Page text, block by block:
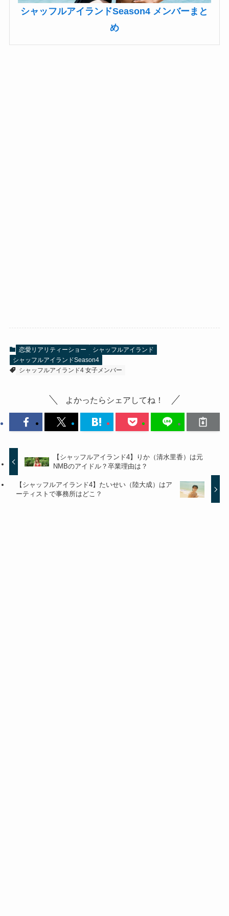
シャッフルアイランドSeason4 メンバーまと
め
恋愛リアリティーショー
シャッフルアイランド
シャッフルアイランドSeason4
シャッフルアイランド4 女子メンバー
よかったらシェアしてね！
【シャッフルアイランド4】りか（清水里香）は元
NMBのアイドル？卒業理由は？
【シャッフルアイランド4】たいせい（陸大成）はア
ーティストで事務所はどこ？